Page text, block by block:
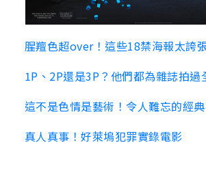
腥羶色超over！這些18禁海報太誇
1P、2P還是3P？他們都為雜誌拍過
這不是色情是藝術！令人難忘的經
真人真事！好萊塢犯罪實錄電影